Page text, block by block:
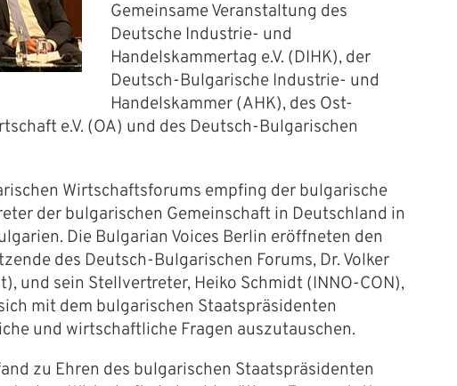
Gemeinsame Veranstaltung des
Deutsche Industrie- und
Handelskammertag e.V. (DIHK), der
Deutsch-Bulgarische Industrie- und
Handelskammer (AHK), des Ost-
e.V. (OA) und des Deutsch-Bulgarischen
Wirtschaftsforums empfing der bulgarische
der bulgarischen Gemeinschaft in Deutschland in
Die Bulgarian Voices Berlin eröffneten den
des Deutsch-Bulgarischen Forums, Dr. Volker
und sein Stellvertreter, Heiko Schmidt (INNO-CON),
mit dem bulgarischen Staatspräsidenten
und wirtschaftliche Fragen auszutauschen.
zu Ehren des bulgarischen Staatspräsidenten